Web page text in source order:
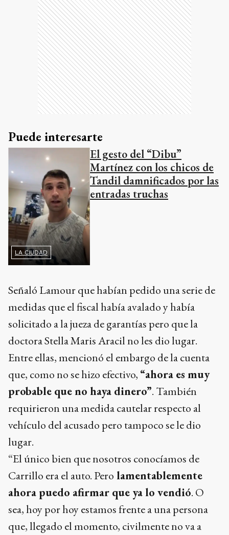
Puede interesarte
LA CIUDAD
El gesto del “Dibu”
Martínez con los chicos de
Tandil damnificados por las
entradas truchas
Señaló Lamour que habían pedido una serie de
medidas que el fiscal había avalado y había
solicitado a la jueza de garantías pero que la
doctora Stella Maris Aracil no les dio lugar.
Entre ellas, mencionó el embargo de la cuenta
que, como no se hizo efectivo, “ahora es muy
probable que no haya dinero”. También
requirieron una medida cautelar respecto al
vehículo del acusado pero tampoco se le dio
lugar.
“El único bien que nosotros conocíamos de
Carrillo era el auto. Pero lamentablemente
ahora puedo afirmar que ya lo vendió. O
sea, hoy por hoy estamos frente a una persona
que, llegado el momento, civilmente no va a